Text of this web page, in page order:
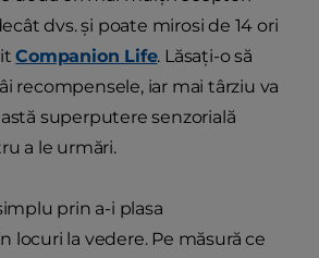
dvs. și poate mirosi de 14 ori
Companion Life. Lăsați-o să
recompensele, iar mai târziu va
superputere senzorială
a le urmări.
prin a-i plasa
locuri la vedere. Pe măsură ce